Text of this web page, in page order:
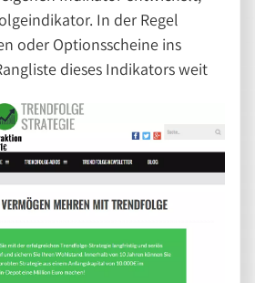
In der Regel
oder Optionsscheine ins
dieses Indikators weit